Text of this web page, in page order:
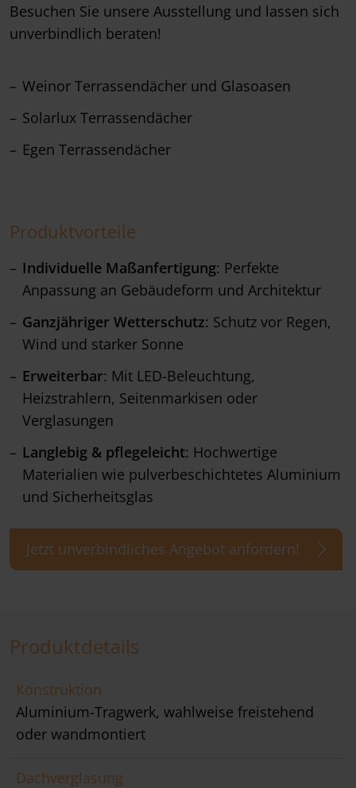
Besuchen Sie unsere Ausstellung und lassen sich
unverbindlich beraten!
Weinor Terrassendächer und Glasoasen
Solarlux Terrassendächer
Egen Terrassendächer
Produktvorteile
Individuelle Maßanfertigung: Perfekte
Anpassung an Gebäudeform und Architektur
Ganzjähriger Wetterschutz: Schutz vor Regen,
Wind und starker Sonne
Erweiterbar: Mit LED-Beleuchtung,
Heizstrahlern, Seitenmarkisen oder
Verglasungen
Langlebig & pflegeleicht: Hochwertige
Materialien wie pulverbeschichtetes Aluminium
und Sicherheitsglas
Jetzt unverbindliches Angebot anfordern!
Produktdetails
Konstruktion
Aluminium-Tragwerk, wahlweise freistehend
oder wandmontiert
Dachverglasung